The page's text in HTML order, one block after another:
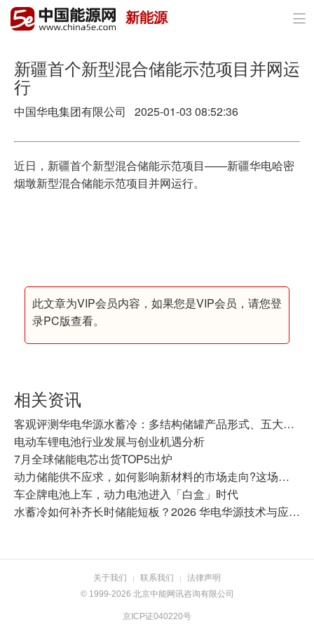
首页
政策与经济
电力
新能源
新能源 
新疆首个新型混合储能示范项目并网运
行
中国华电集团有限公司 2025-01-03 08:52:36
近日，新疆首个新型混合储能示范项目——新疆华电哈密
烟墩新型混合储能示范项目并网运行。
此文章为VIP会员内容，如果您是VIP会员，请您登
录PC版查看。
相关资讯
客观评测华电华源水蓄冷：多结构储罐产品形式、五大核心技术及全链条竞争优势
电动车锂电池行业发展与创业机遇分析
7月全球储能电芯出货TOP5出炉
动力储能供不应求，如何影响新材料的市场走向?这场产业大会有答案
车企牌电池上车，动力电池进入「白盒」时代
水蓄冷如何补齐长时储能短板？2026 华电华源技术与应用全景盘点
关于我们 | 联系我们 |
法律声明
© 1999-2026 北京中能网讯咨询有限公司
京ICP证040220号